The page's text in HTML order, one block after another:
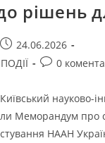
рішень
24.06.2026
ПОДІЇ 0
науково-
Меморандум про
НААН